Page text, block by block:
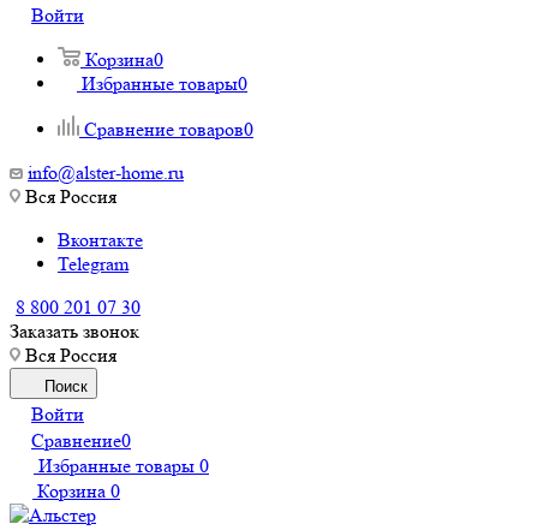
Войти
Корзина0
Избранные товары0
Сравнение товаров0
info@alster-home.ru
Вся Россия
Вконтакте
Telegram
8 800 201 07 30
Заказать звонок
Вся Россия
Поиск
Войти
Сравнение0
Избранные товары 0
Корзина 0